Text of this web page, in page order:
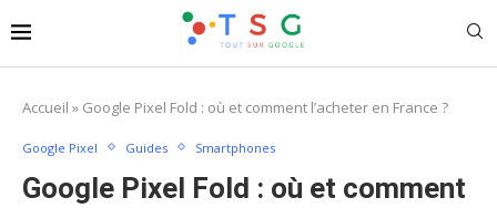
Accueil » Google Pixel Fold : où et comment l’acheter en France ?
Google Pixel Guides Smartphones
Google Pixel Fold : où et comment